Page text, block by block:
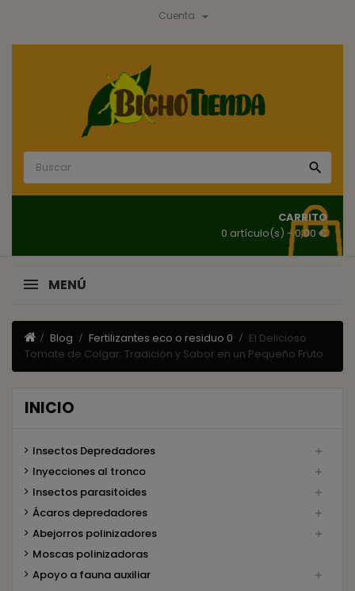
Cuenta 

CARRITO
0 artículo(s) - 0,00 €
MENÚ
Blog Fertilizantes eco o residuo 0
El Delicioso
Tomate de Colgar: Tradición y Sabor en un Pequeño Fruto
INICIO
Insectos Depredadores 
Inyecciones al tronco 
Insectos parasitoides 
Ácaros depredadores 
Abejorros polinizadores 
Moscas polinizadoras
Apoyo a fauna auxiliar
